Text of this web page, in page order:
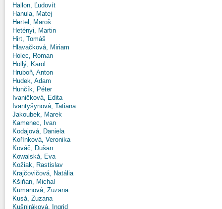
Hallon, Ľudovít
Hanula, Matej
Hertel, Maroš
Hetényi, Martin
Hirt, Tomáš
Hlavačková, Miriam
Holec, Roman
Hollý, Karol
Hruboň, Anton
Hudek, Adam
Hunčík, Péter
Ivaničková, Edita
Ivantyšynová, Tatiana
Jakoubek, Marek
Kamenec, Ivan
Kodajová, Daniela
Kořínková, Veronika
Kováč, Dušan
Kowalská, Eva
Kožiak, Rastislav
Krajčovičová, Natália
Kšiňan, Michal
Kumanová, Zuzana
Kusá, Zuzana
Kušniráková, Ingrid